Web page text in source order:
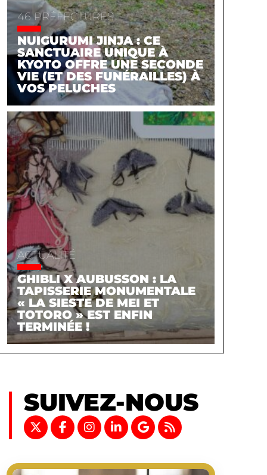
46 PRÉFECTURES
NUIGURUMI JINJA : CE
SANCTUAIRE UNIQUE À
KYOTO OFFRE UNE SECONDE
VIE (ET DES FUNÉRAILLES) À
VOS PELUCHES
ACTUALITÉ
GHIBLI X AUBUSSON : LA
TAPISSERIE MONUMENTALE
« LA SIESTE DE MEI ET
TOTORO » EST ENFIN
TERMINÉE !
SUIVEZ-NOUS